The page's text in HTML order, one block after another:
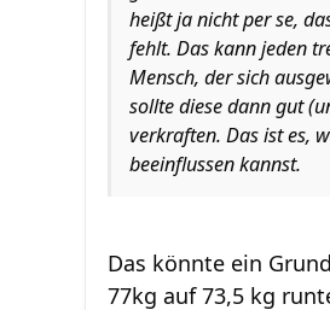
heißt ja nicht per se,
fehlt. Das kann jeden
Mensch, der sich
sollte diese dann gut
verkraften. Das ist es,
beeinflussen kannst.
Das könnte ein
77kg auf 73,5 kg